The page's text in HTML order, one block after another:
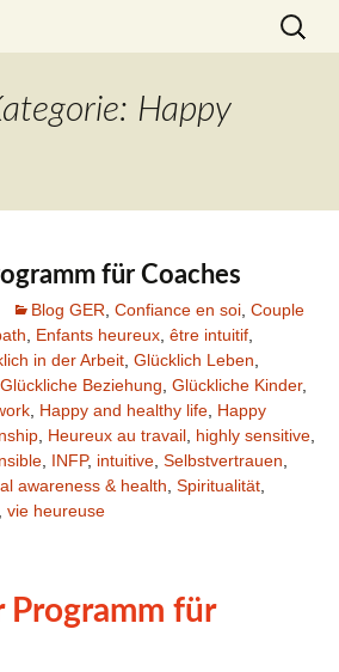
Search
for:
Happy
für Coaches
Blog GER Confiance en soi Couple
Enfants heureux être intuitif
in der Arbeit Glücklich Leben
Glückliche Beziehung Glückliche Kinder,
Happy and healthy life Happy
Heureux au travail highly sensitive
INFP, intuitive Selbstvertrauen
awareness & health Spiritualität
vie heureuse
Programm für